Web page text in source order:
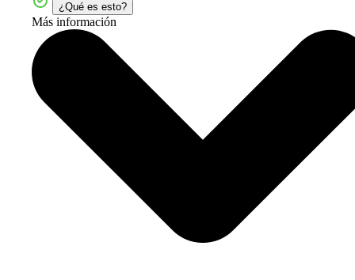
¿Qué es esto?
Más información